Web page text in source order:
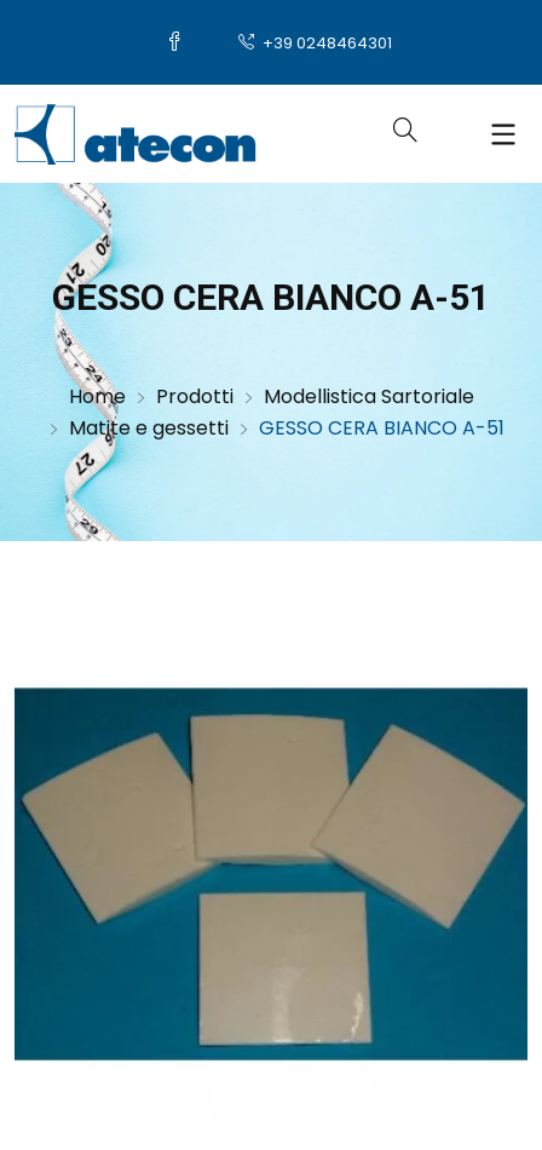
+39 0248464301
GESSO CERA BIANCO A-51
Home Prodotti
Modellistica Sartoriale
Matite e gessetti
GESSO CERA BIANCO A-51